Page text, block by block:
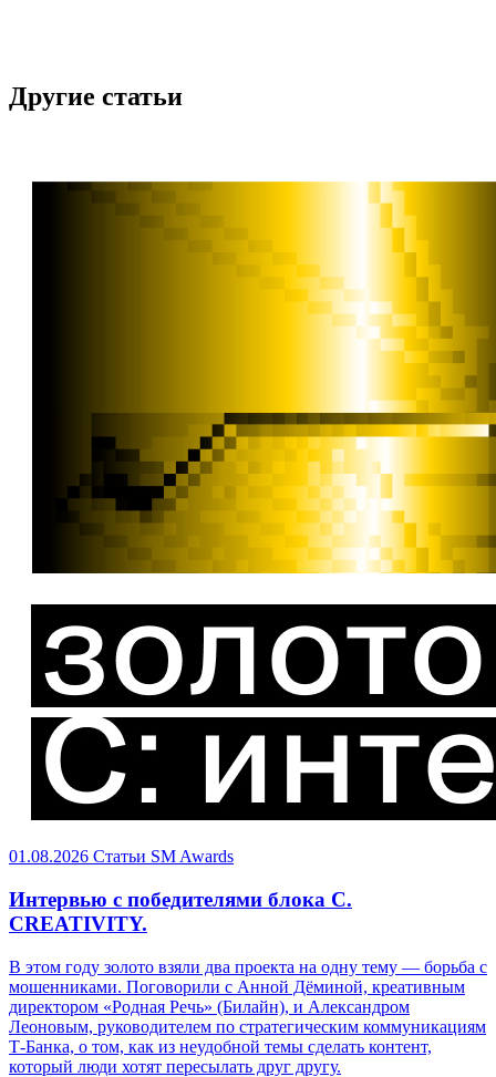
Другие статьи
01.08.2026 Статьи SM Awards
Интервью с победителями блока C.
CREATIVITY.
В этом году золото взяли два проекта на одну тему — борьба с
мошенниками. Поговорили с Анной Дёминой, креативным
директором «Родная Речь» (Билайн), и Александром
Леоновым, руководителем по стратегическим коммуникациям
Т-Банка, о том, как из неудобной темы сделать контент,
который люди хотят пересылать друг другу.